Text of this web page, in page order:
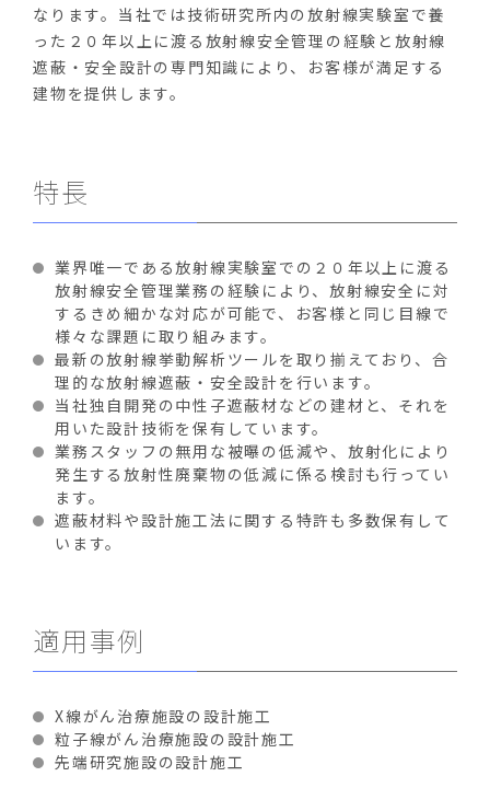
なります。当社では技術研究所内の放射線実験室で養
った２０年以上に渡る放射線安全管理の経験と放射線
遮蔽・安全設計の専門知識により、お客様が満足する
建物を提供します。
特長
業界唯一である放射線実験室での２０年以上に渡る
放射線安全管理業務の経験により、放射線安全に対
するきめ細かな対応が可能で、お客様と同じ目線で
様々な課題に取り組みます。
最新の放射線挙動解析ツールを取り揃えており、合
理的な放射線遮蔽・安全設計を行います。
当社独自開発の中性子遮蔽材などの建材と、それを
用いた設計技術を保有しています。
業務スタッフの無用な被曝の低減や、放射化により
発生する放射性廃棄物の低減に係る検討も行ってい
ます。
遮蔽材料や設計施工法に関する特許も多数保有して
います。
適用事例
X線がん治療施設の設計施工
粒子線がん治療施設の設計施工
先端研究施設の設計施工